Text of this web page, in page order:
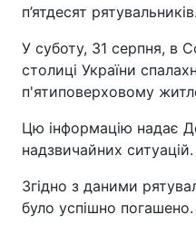
п’ятдесят рятувальників.
У суботу, 31 серпня, в
столиці України
п'ятиповерховому
Цю інформацію надає
надзвичайних ситуацій.
Згідно з даними
було успішно погашено.